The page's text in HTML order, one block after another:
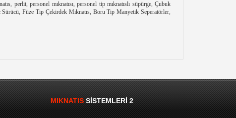
perlit, personel mıknatısı, personel tip mıknatıslı süpürge, Çubuk
Sürücü, Füze Tip Çekirdek Mıknatıs, Boru Tip Manyetik Seperatörler,
MIKNATISSISTEMLERI 2